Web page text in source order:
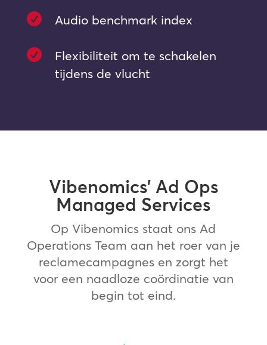
 Audio benchmark index

Flexibiliteit om te schakelen
tijdens de vlucht
Vibenomics’ Ad Ops
Managed Services
Op Vibenomics staat ons Ad
Operations Team aan het roer van je
reclamecampagnes en zorgt het
voor een naadloze coördinatie van
begin tot eind.